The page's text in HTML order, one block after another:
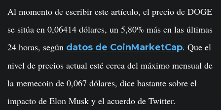
Al momento de escribir este artículo, el precio de DOGE
se sitúa en 0,06414 dólares, un 5,80% más en las últimas
24 horas, según datos de CoinMarketCap. Que el
nivel de precios actual esté cerca del máximo mensual de
la memecoin de 0,067 dólares, dice bastante sobre el
impacto de Elon Musk y el acuerdo de Twitter.